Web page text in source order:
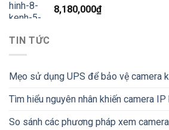
8,180,000₫
TIN TỨC
Mẹo sử dụng UPS để bảo vệ camera
Tìm hiểu nguyên nhân khiến camera
So sánh các phương pháp xem